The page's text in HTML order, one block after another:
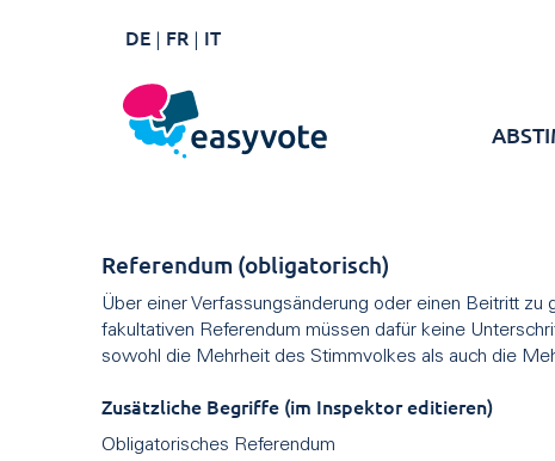
DE FR IT
Referendum (obligatorisch)
Über einer Verfassungsänderung oder einen Beitritt
fakultativen Referendum müssen dafür keine
sowohl die Mehrheit des Stimmvolkes als auch die
Zusätzliche Begriffe (im Inspektor editieren)
Obligatorisches Referendum